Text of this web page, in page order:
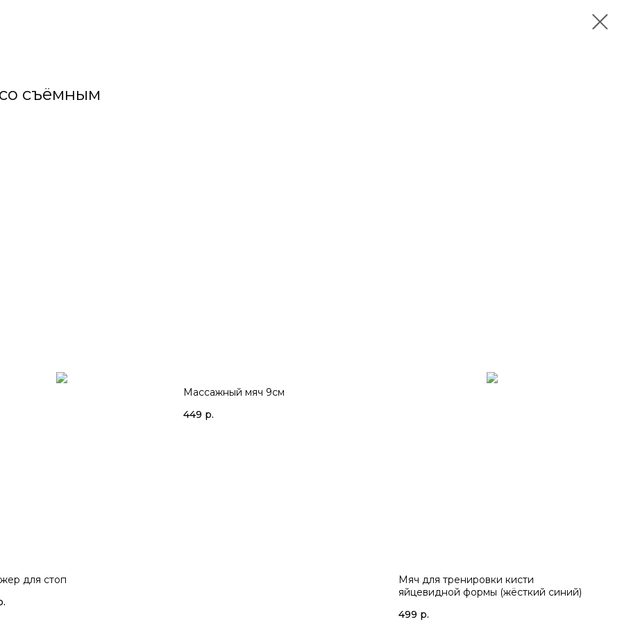
съёмным
для стоп
Массажный мяч 9см
449 р.
Мяч для тренировки кисти
яйцевидной формы (жёсткий синий)
499 р.